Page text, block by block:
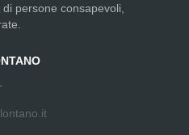
persone consapevoli,